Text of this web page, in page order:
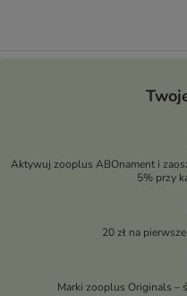
Aktywuj zooplus ABOnament i
5% przy
20 zł na
Marki zooplus Originals –